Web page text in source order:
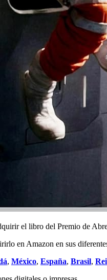
el libro del Premio de
en Amazon en sus
, México, España, Brasil,